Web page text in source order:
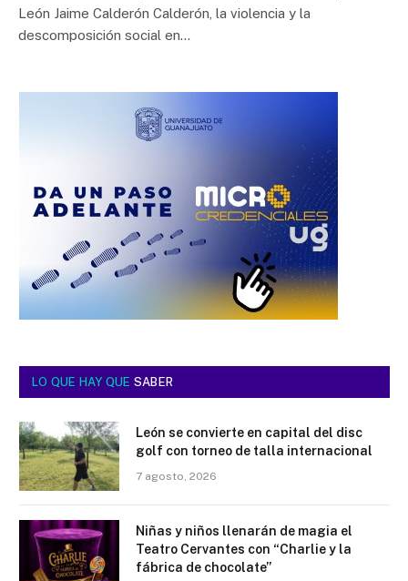
León Jaime Calderón Calderón, la violencia y la
descomposición social en…
LO QUE HAY QUE SABER
León se convierte en capital del disc
golf con torneo de talla internacional
7 agosto, 2026
Niñas y niños llenarán de magia el
Teatro Cervantes con “Charlie y la
fábrica de chocolate”